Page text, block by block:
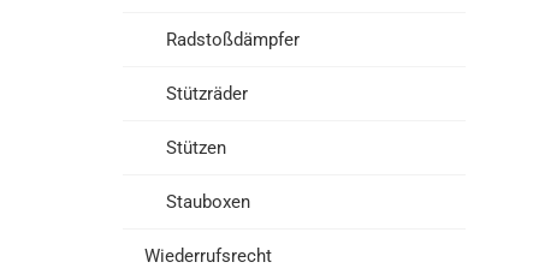
Radstoßdämpfer
Stützräder
Stützen
Stauboxen
Wiederrufsrecht